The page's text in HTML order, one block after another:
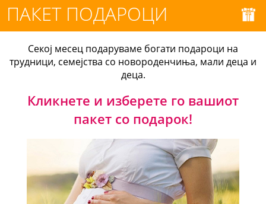
ПАКЕТ ПОДАРОЦИ
Секој месец подаруваме богати подароци на
трудници, семејства со новороденчиња, мали деца и
деца.
Кликнете и изберете го вашиот
пакет со подарок!